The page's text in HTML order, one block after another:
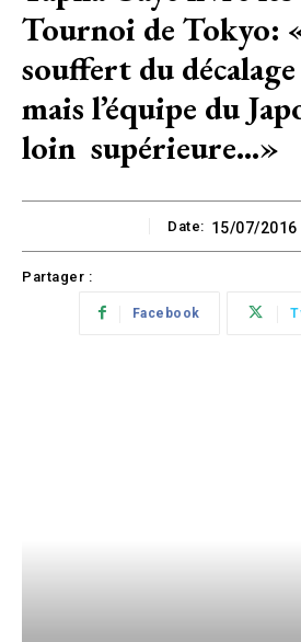
Tournoi de Tokyo:
souffert du
mais l’équipe du
loin supérieure…»
Date: 15/07/2016
Partager :
Facebook